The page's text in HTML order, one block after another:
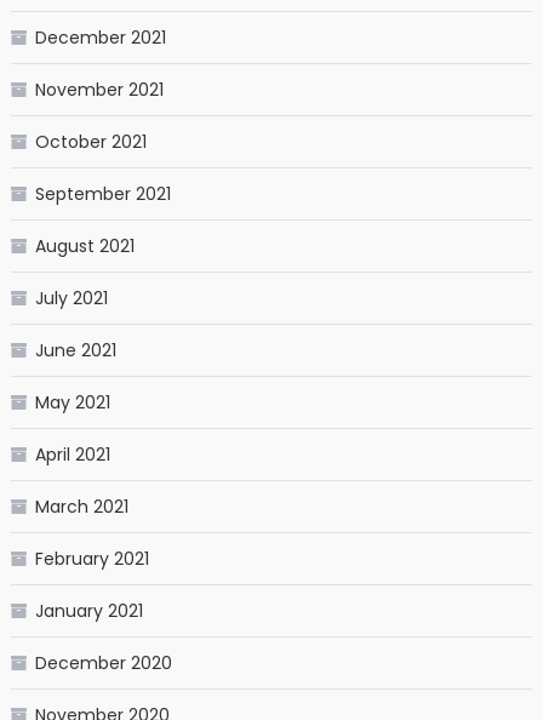
December 2021
November 2021
October 2021
September 2021
August 2021
July 2021
June 2021
May 2021
April 2021
March 2021
February 2021
January 2021
December 2020
November 2020